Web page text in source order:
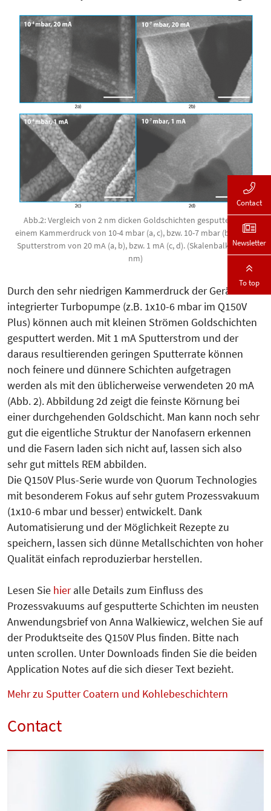
Abb.2: Vergleich von 2 nm dicken Goldschichten gesputtert bei
einem Kammerdruck von 10-4 mbar (a, c), bzw. 10-7 mbar (b, d) und
Sputterstrom von 20 mA (a, b), bzw. 1 mA (c, d). (Skalenbalken: 100
nm)
Durch den sehr niedrigen Kammer­druck der Geräte mit
integrierter Turbopumpe (z.B. 1x10-6 mbar im Q150V
Plus) können auch mit kleinen Strömen Goldschichten
gesputtert werden. Mit 1 mA Sputterstrom und der
daraus resultierenden geringen Sputterrate können
noch feinere und dünnere Schichten aufgetragen
werden als mit den üblicherweise verwendeten 20 mA
(Abb. 2). Abbildung 2d zeigt die feinste Körnung bei
einer durchgehenden Goldschicht. Man kann noch sehr
gut die eigentliche Struktur der Nanofasern erkennen
und die Fasern laden sich nicht auf, lassen sich also
sehr gut mittels REM abbilden.
Die Q150V Plus-Serie wurde von Quo­rum Technologies
mit besonderem Fo­kus auf sehr gutem Prozessvakuum
(1x10-6 mbar und besser) entwickelt. Dank
Automatisierung und der Möglichkeit Rezepte zu
speichern, lassen sich dünne Metallschichten von hoher
Qualität einfach reproduzierbar herstellen.
Lesen Sie hieralle Details zum Einfluss des
Prozessvakuums auf gesputterte Schichten im neusten
Anwendungsbrief von Anna Walkiewicz, welchen Sie auf
der Produkt­seite des Q150V Plus finden. Bitte nach
unten scrollen. Unter Downloads finden Sie die beiden
Application Notes auf die sich dieser Text bezieht.
Mehr zu Sputter Coatern und Kohlebeschichtern
Contact
Contact
Newsletter
To top